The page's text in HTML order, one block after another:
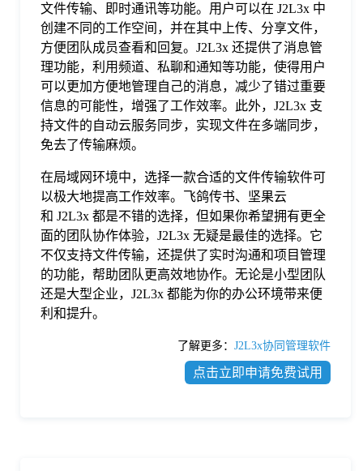
文件传输、即时通讯等功能。用户可以在 J2L3x 中
创建不同的工作空间，并在其中上传、分享文件，
方便团队成员查看和回复。J2L3x 还提供了消息管
理功能，利用频道、私聊和通知等功能，使得用户
可以更加方便地管理自己的消息，减少了错过重要
信息的可能性，增强了工作效率。此外，J2L3x 支
持文件的自动云服务同步，实现文件在多端同步，
免去了传输麻烦。
在局域网环境中，选择一款合适的文件传输软件可
以极大地提高工作效率。飞鸽传书、坚果云
和 J2L3x 都是不错的选择，但如果你希望拥有更全
面的团队协作体验，J2L3x 无疑是最佳的选择。它
不仅支持文件传输，还提供了实时沟通和项目管理
的功能，帮助团队更高效地协作。无论是小型团队
还是大型企业，J2L3x 都能为你的办公环境带来便
利和提升。
了解更多： J2L3x协同管理软件
点击立即申请免费试用